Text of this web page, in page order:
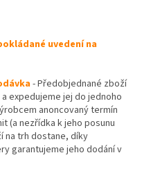
uvedení na
- Předobjednané zboží
expedujeme jej do jednoho
anoncovaný termín
(a nezřídka k jeho posunu
na trh dostane, díky
garantujeme jeho dodání v